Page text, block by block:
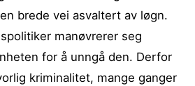
brede vei asvaltert av løgn.
manøvrerer seg
for å unngå den. Derfor
kriminalitet, mange ganger